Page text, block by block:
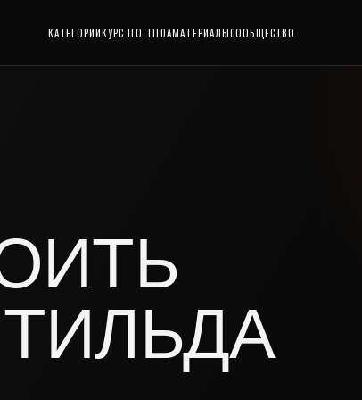
КАТЕГОРИИКУРС ПО TILDAМАТЕРИАЛЫСООБЩЕСТВО